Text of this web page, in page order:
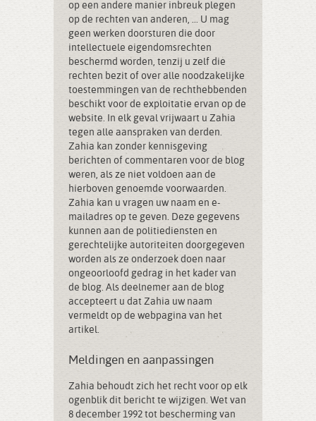
op een andere manier inbreuk plegen
op de rechten van anderen, ... U mag
geen werken doorsturen die door
intellectuele eigendomsrechten
beschermd worden, tenzij u zelf die
rechten bezit of over alle noodzakelijke
toestemmingen van de rechthebbenden
beschikt voor de exploitatie ervan op de
website. In elk geval vrijwaart u Zahia
tegen alle aanspraken van derden.
Zahia kan zonder kennisgeving
berichten of commentaren voor de blog
weren, als ze niet voldoen aan de
hierboven genoemde voorwaarden.
Zahia kan u vragen uw naam en e-
mailadres op te geven. Deze gegevens
kunnen aan de politiediensten en
gerechtelijke autoriteiten doorgegeven
worden als ze onderzoek doen naar
ongeoorloofd gedrag in het kader van
de blog. Als deelnemer aan de blog
accepteert u dat Zahia uw naam
vermeldt op de webpagina van het
artikel.
Meldingen en aanpassingen
Zahia behoudt zich het recht voor op elk
ogenblik dit bericht te wijzigen. Wet van
8 december 1992 tot bescherming van